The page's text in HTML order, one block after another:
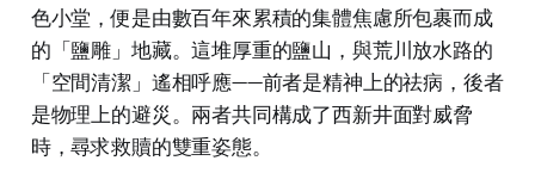
色小堂，便是由數百年來累積的集體焦慮所包裹而成
的「鹽雕」地藏。這堆厚重的鹽山，與荒川放水路的
「空間清潔」遙相呼應——前者是精神上的祛病，後者
是物理上的避災。兩者共同構成了西新井面對威脅
時，尋求救贖的雙重姿態。